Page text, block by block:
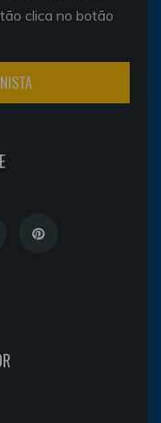
clica no botão